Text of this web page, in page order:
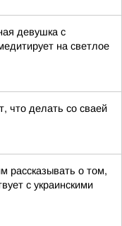
девушка с
на светлое
что делать со сваей
рассказывать о том,
с украинскими